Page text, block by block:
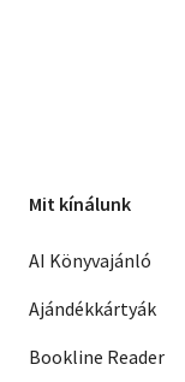
Mit kínálunk
AI Könyvajánló
Ajándékkártyák
Bookline Reader